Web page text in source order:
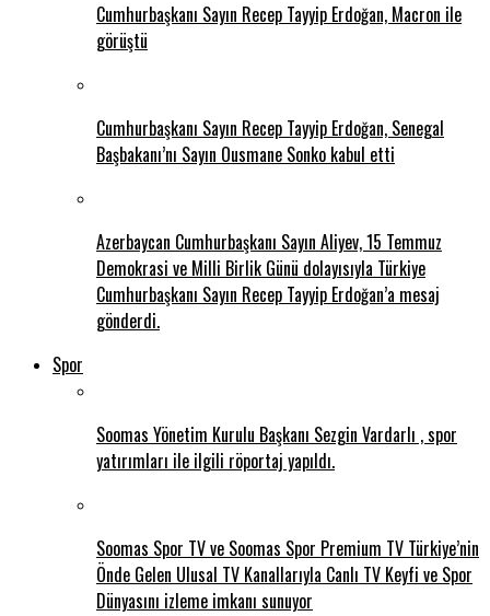
Cumhurbaşkanı Sayın Recep Tayyip Erdoğan, Macron ile
görüştü
Cumhurbaşkanı Sayın Recep Tayyip Erdoğan, Senegal
Başbakanı’nı Sayın Ousmane Sonko kabul etti
Azerbaycan Cumhurbaşkanı Sayın Aliyev, 15 Temmuz
Demokrasi ve Milli Birlik Günü dolayısıyla Türkiye
Cumhurbaşkanı Sayın Recep Tayyip Erdoğan’a mesaj
gönderdi.
Spor
Soomas Yönetim Kurulu Başkanı Sezgin Vardarlı , spor
yatırımları ile ilgili röportaj yapıldı.
Soomas Spor TV ve Soomas Spor Premium TV Türkiye’nin
Önde Gelen Ulusal TV Kanallarıyla Canlı TV Keyfi ve Spor
Dünyasını izleme imkanı sunuyor